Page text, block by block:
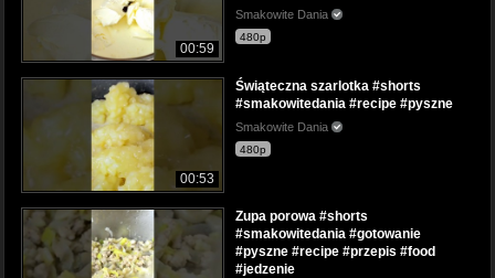
00:59
Smakowite Dania
480p
00:53
Świąteczna szarlotka #shorts
#smakowitedania #recipe #pyszne
Smakowite Dania
480p
Zupa porowa #shorts
#smakowitedania #gotowanie
#pyszne #recipe #przepis #food
#jedzenie